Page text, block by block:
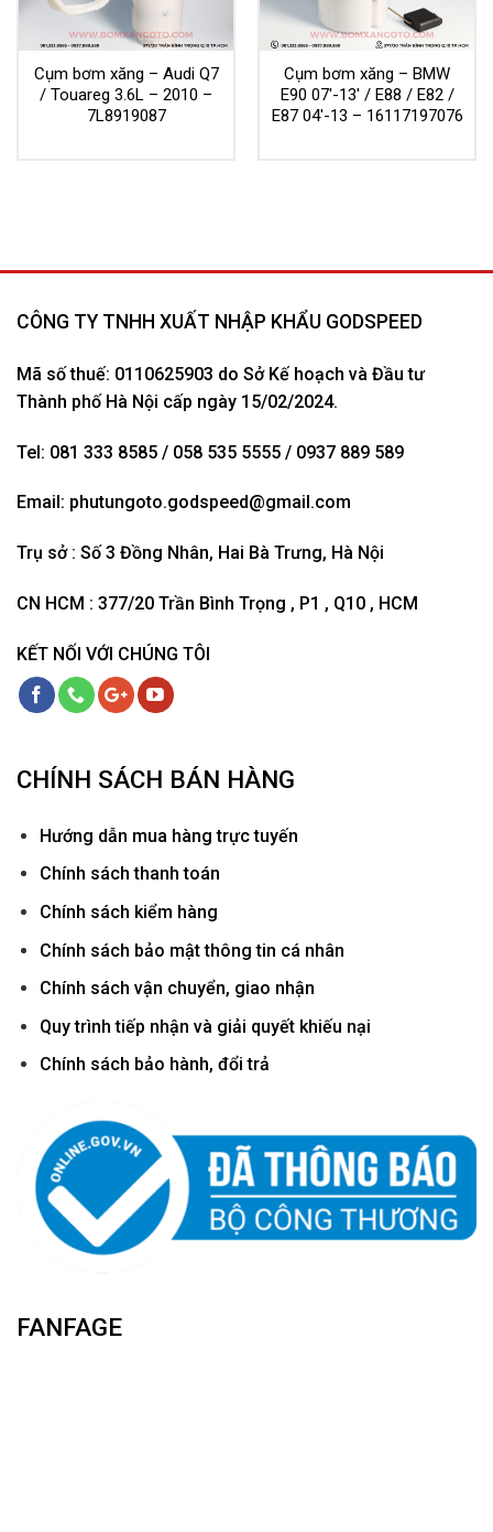
Cụm bơm xăng – Audi Q7
/ Touareg 3.6L – 2010 –
7L8919087
Cụm bơm xăng – BMW
E90 07′-13′ / E88 / E82 /
E87 04′-13 – 16117197076
CÔNG TY TNHH XUẤT NHẬP KHẨU GODSPEED
Mã số thuế: 0110625903 do Sở Kế hoạch và Đầu tư
Thành phố Hà Nội cấp ngày 15/02/2024.
Tel: 081 333 8585 / 058 535 5555 / 0937 889 589
Email: phutungoto.godspeed@gmail.com
Trụ sở : Số 3 Đồng Nhân, Hai Bà Trưng, Hà Nội
CN HCM : 377/20 Trần Bình Trọng , P1 , Q10 , HCM
KẾT NỐI VỚI CHÚNG TÔI
CHÍNH SÁCH BÁN HÀNG
Hướng dẫn mua hàng trực tuyến
Chính sách thanh toán
Chính sách kiểm hàng
Chính sách bảo mật thông tin cá nhân
Chính sách vận chuyển, giao nhận
Quy trình tiếp nhận và giải quyết khiếu nại
Chính sách bảo hành, đổi trả
FANFAGE